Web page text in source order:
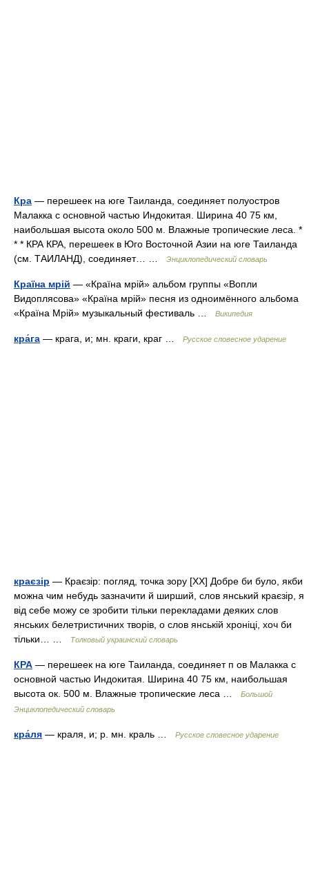
Кра — перешеек на юге Таиланда, соединяет полуостров
Малакка с основной частью Индокитая. Ширина 40 75 км,
наибольшая высота около 500 м. Влажные тропические леса. *
* * КРА КРА, перешеек в Юго Восточной Азии на юге Таиланда
(см. ТАИЛАНД), соединяет… …
Энциклопедический словарь
Країна мрій — «Країна мрій» альбом группы «Вопли
Видоплясова» «Країна мрій» песня из одноимённого альбома
«Країна Мрій» музыкальный фестиваль …
Википедия
кра́га — крага, и; мн. краги, краг … Русское словесное ударение
краєзір — Краєзір: погляд, точка зору [XX] Добре би було, якби
можна чим небудь зазначити й ширший, слов янський краєзір, я
від себе можу се зробити тільки перекладами деяких слов
янських белетристичних творів, о слов янській хроніці, хоч би
тільки… …
Толковый украинский словарь
КРА — перешеек на юге Таиланда, соединяет п ов Малакка с
основной частью Индокитая. Ширина 40 75 км, наибольшая
высота ок. 500 м. Влажные тропические леса …
Большой
Энциклопедический словарь
кра́ля — краля, и; р. мн. краль … Русское словесное ударение